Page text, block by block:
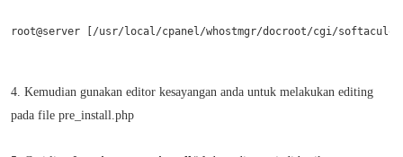
root@server [/usr/local/cpanel/whostmgr/docroot/cgi/
4. Kemudian gunakan editor kesayangan anda untuk melakukan editing
pada file pre_install.php